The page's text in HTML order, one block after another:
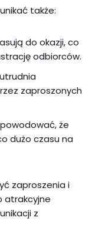
także:
do okazji, co
odbiorców.
zaproszonych
że
dużo czasu na
zaproszenia i
atrakcyjne
z